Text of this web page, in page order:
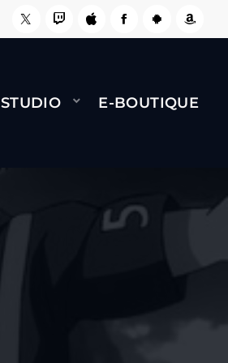
J-F ARIANE - DRAGON BALL
STUDIO E-BOUTIQUE